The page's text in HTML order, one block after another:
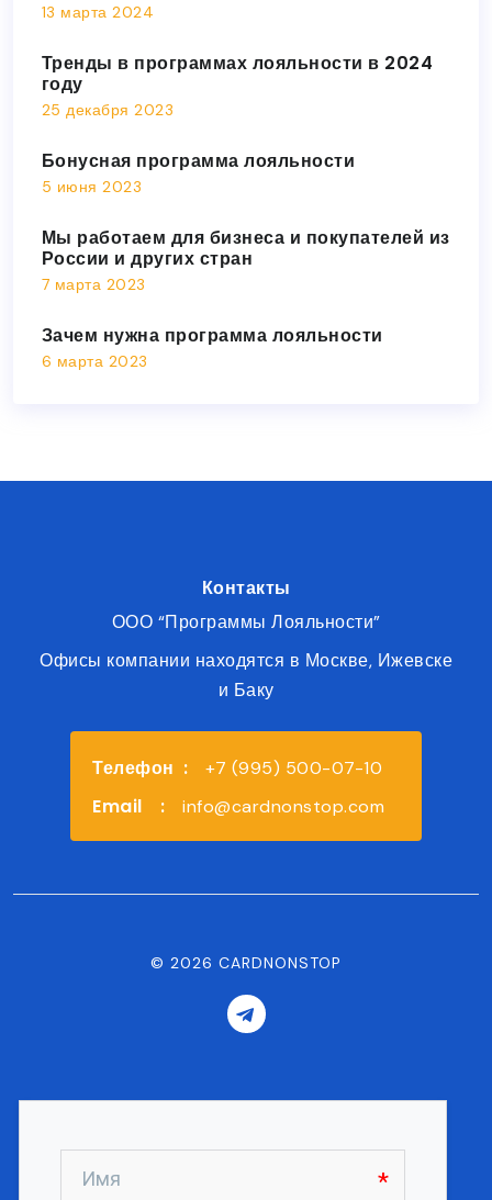
13 марта 2024
Тренды в программах лояльности в 2024
году
25 декабря 2023
Бонусная программа лояльности
5 июня 2023
Мы работаем для бизнеса и покупателей из
России и других стран
7 марта 2023
Зачем нужна программа лояльности
6 марта 2023
Контакты
ООО “Программы Лояльности”
Офисы компании находятся в Москве, Ижевске
и Баку
Телефон : +7 (995) 500-07-10
Email : info@cardnonstop.com
© 2026 CARDNONSTOP